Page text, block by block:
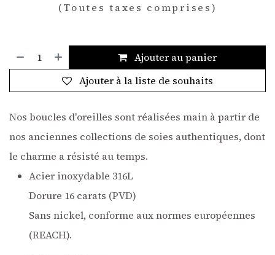
(Toutes taxes comprises)
Ajouter au panier
Ajouter à la liste de souhaits
Nos boucles d'oreilles sont réalisées main à partir de
nos anciennes collections de soies authentiques, dont
le charme a résisté au temps.
Acier inoxydable 316L
Dorure 16 carats (PVD)
Sans nickel, conforme aux normes européennes
(REACH).